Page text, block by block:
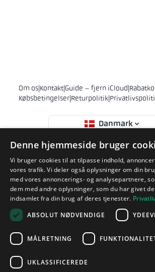
Om os|Kontakt|Guide – fjern iCloud|
Købsbetingelser|Returpolitik|
Danmark
© 2011 - 2026 Phonehero
Sankt Eriksgatan 28
112 39 Stockholm
Sverige
CVR-nr. 556839-9231
support@phonehero.dk
+46 10 551 5854 (Sv og En)·
Phonehero AB er et svensk selskab registreret i
handel sker i overensstemmelse med svensk
Denne hjemmeside bruger
Vi bruger cookies til at tilpasse indhold,
vores trafik. Vi deler også oplysninger om din
med vores annoncerings- og analysepartnere,
dem med andre oplysninger, som du har givet
indsamlet fra din brug af deres tjenester.
ABSOLUT NØDVENDIGE
MÅLRETNING
UKLASSIFICEREDE